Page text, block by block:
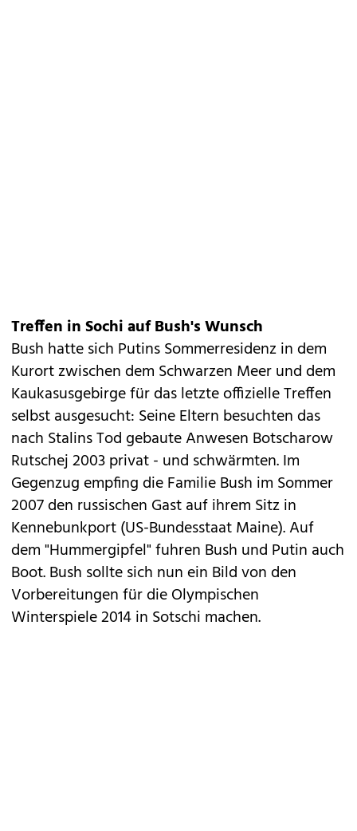
Treffen in Sochi auf Bush's Wunsch
Bush hatte sich Putins Sommerresidenz in dem
Kurort zwischen dem Schwarzen Meer und dem
Kaukasusgebirge für das letzte offizielle Treffen
selbst ausgesucht: Seine Eltern besuchten das
nach Stalins Tod gebaute Anwesen Botscharow
Rutschej 2003 privat - und schwärmten. Im
Gegenzug empfing die Familie Bush im Sommer
2007 den russischen Gast auf ihrem Sitz in
Kennebunkport (US-Bundesstaat Maine). Auf
dem "Hummergipfel" fuhren Bush und Putin auch
Boot. Bush sollte sich nun ein Bild von den
Vorbereitungen für die Olympischen
Winterspiele 2014 in Sotschi machen.